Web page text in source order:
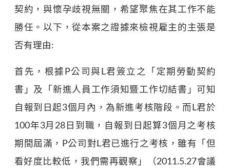
契約，與懷孕歧視無關，希望聚焦在其工作不能
勝任。以下，從本案之證據來檢視雇主的主張是
否有理由:
首先，根據P公司與L君簽立之「定期勞動契約
書」及「新進人員工作須知暨工作切結書」可知
自報到日起3個月內，為新進考核階段。而L君於
100年3月28日到職，自報到日起算3個月之考核
期間屆滿，P公司對L君已進行之考核，雖有「但
看好度比較低，我們需再觀察」（2011.5.27會議